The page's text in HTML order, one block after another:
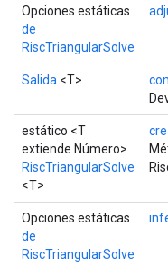
Opciones estáticas
de
RiscTriangularSolve
Salida <T>
estático <T
extiende Número>
RiscTriangularSolve
<T>
Opciones estáticas
de
RiscTriangularSolve